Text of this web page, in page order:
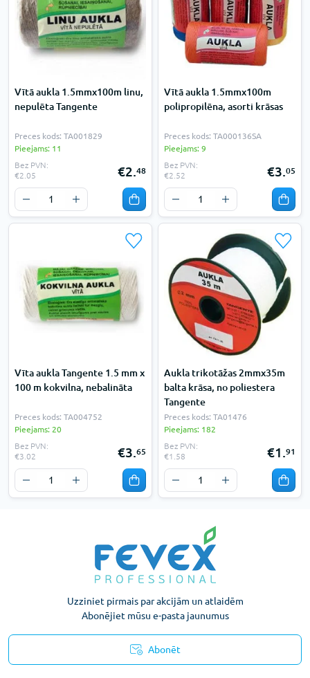
Vītā aukla 1.5mmx100m linu,
nepulēta Tangente
Preces kods: TA001829
Pieejams: 11
Bez PVN:
€2.05
€2.48
Vītā aukla 1.5mmx100m
polipropilēna, asorti krāsas
Preces kods: TA000136SA
Pieejams: 9
Bez PVN:
€2.52
€3.05
Vīta aukla Tangente 1.5 mm x
100 m kokvilna, nebalināta
Preces kods: TA004752
Pieejams: 20
Bez PVN:
€3.02
€3.65
Aukla trikotāžas 2mmx35m
balta krāsa, no poliestera
Tangente
Preces kods: TA01476
Pieejams: 182
Bez PVN:
€1.58
€1.91
Uzziniet pirmais par akcijām un atlaidēm
Abonējiet mūsu e-pasta jaunumus
Abonēt